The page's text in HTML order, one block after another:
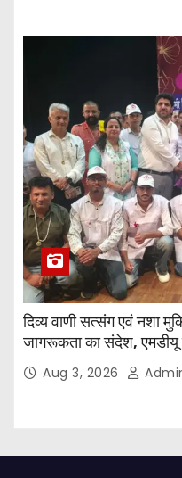
दिव्य वाणी सत्संग एवं नशा
जागरूकता का संदेश, एमडीयू
संकल्पAug 3, 2026